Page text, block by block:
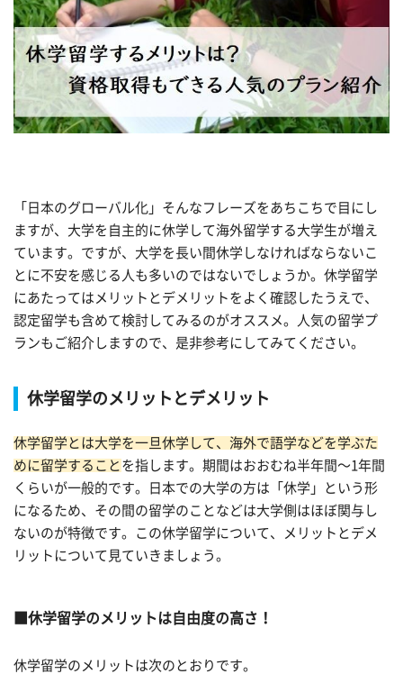
「日本のグローバル化」そんなフレーズをあちこちで目にし
ますが、大学を自主的に休学して海外留学する大学生が増え
ています。ですが、大学を長い間休学しなければならないこ
とに不安を感じる人も多いのではないでしょうか。休学留学
にあたってはメリットとデメリットをよく確認したうえで、
認定留学も含めて検討してみるのがオススメ。人気の留学プ
ランもご紹介しますので、是非参考にしてみてください。
休学留学のメリットとデメリット
休学留学とは大学を一旦休学して、海外で語学などを学ぶた
めに留学すること を指します。期間はおおむね半年間〜1年間
くらいが一般的です。日本での大学の方は「休学」という形
になるため、その間の留学のことなどは大学側はほぼ関与し
ないのが特徴です。この休学留学について、メリットとデメ
リットについて見ていきましょう。
休学留学のメリットは自由度の高さ！
休学留学のメリットは次のとおりです。